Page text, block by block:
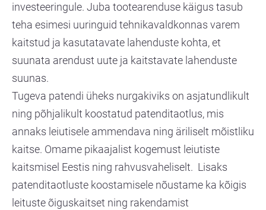
investeeringule. Juba tootearenduse käigus tasub
teha esimesi uuringuid tehnikavaldkonnas varem
kaitstud ja kasutatavate lahenduste kohta, et
suunata arendust uute ja kaitstavate lahenduste
suunas.
Tugeva patendi üheks nurgakiviks on asjatundlikult
ning põhjalikult koostatud patenditaotlus, mis
annaks leiutisele ammendava ning äriliselt mõistliku
kaitse. Omame pikaajalist kogemust leiutiste
kaitsmisel Eestis ning rahvusvaheliselt. Lisaks
patenditaotluste koostamisele nõustame ka kõigis
leituste õiguskaitset ning rakendamist